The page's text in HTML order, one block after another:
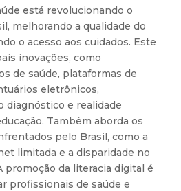
está revolucionando o
melhorando a qualidade do
o acesso aos cuidados. Este
inovações, como
de saúde, plataformas de
eletrônicos,
diagnóstico e realidade
Também aborda os
pelo Brasil, como a
limitada e a disparidade no
promoção da literacia digital é
profissionais de saúde e